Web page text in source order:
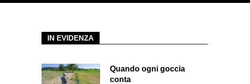
IN EVIDENZA
Quando ogni goccia
conta